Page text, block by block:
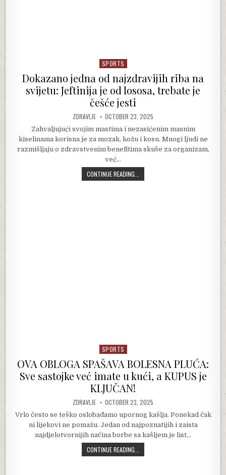
Posted in
SPORTS
Dokazano jedna od najzdravijih riba na
svijetu: Jeftinija je od lososa, trebate je
češće jesti
AUTHOR:
ZDRAVLJE PUBLISHED DATE:
OCTOBER 23, 2025
Zahvaljujući svojim mastima i nezasićenim masnim
kiselinama korisna je za mozak, kožu i kosu. Mnogi ljudi ne
razmišljaju o zdravstvenim benefitima skuše za organizam,
već…
CONTINUE READING...
Posted in
SPORTS
OVA OBLOGA SPAŠAVA BOLESNA PLUĆA:
Sve sastojke već imate u kući, a KUPUS je
KLJUČAN!
AUTHOR:
ZDRAVLJE PUBLISHED DATE:
OCTOBER 23, 2025
Vrlo često se teško oslobađamo upornog kašlja. Ponekad čak
ni lijekovi ne pomažu. Jedan od najpoznatijih i zaista
najdjelotvornijih načina borbe sa kašljem je list…
CONTINUE READING...